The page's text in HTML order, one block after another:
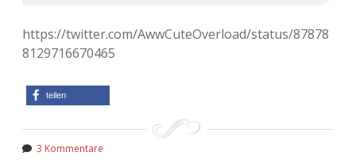
https://twitter.com/AwwCuteOverload/status/87878
8129716670465
teilen
3 Kommentare